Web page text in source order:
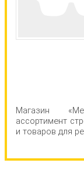
Магазин
ассортимент
и товаров для